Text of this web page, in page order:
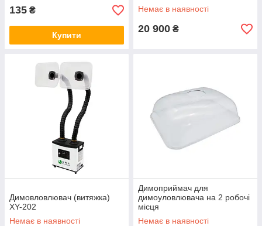
135 ₴
Купити
Немає в наявності
20 900 ₴
Димовловлювач (витяжка)
XY-202
Немає в наявності
Димоприймач для
димоуловлювача на 2 робочі
місця
Немає в наявності